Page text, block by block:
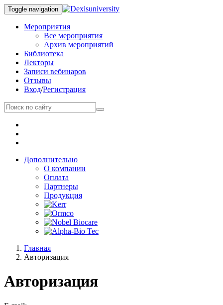
Toggle navigation
Мероприятия
Все мероприятия
Архив мероприятий
Библиотека
Лекторы
Записи вебинаров
Отзывы
Вход/Регистрация
Дополнительно
О компании
Оплата
Партнеры
Продукция
Главная
Авторизация
Авторизация